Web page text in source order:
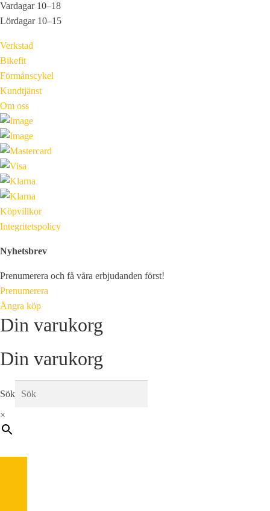
Vardagar 10–18
Lördagar 10–15
Verkstad
Bikefit
Förmånscykel
Kundtjänst
Om oss
Köpvillkor
Integritetspolicy
Nyhetsbrev
Prenumerera och få våra erbjudanden först!
Prenumerera
Ångra köp
Din varukorg
Din varukorg
Sök
×